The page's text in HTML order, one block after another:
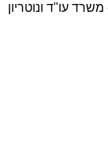
עו"ד ונוטריון